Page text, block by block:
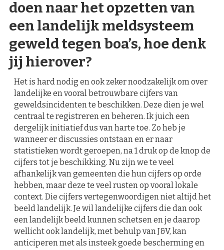
doen naar het opzetten van
een landelijk meldsysteem
geweld tegen boa’s, hoe denk
jij hierover?
Het is hard nodig en ook zeker noodzakelijk om over
landelijke en vooral betrouwbare cijfers van
geweldsincidenten te beschikken. Deze dien je wel
centraal te registreren en beheren. Ik juich een
dergelijk initiatief dus van harte toe. Zo heb je
wanneer er discussies ontstaan en er naar
statistieken wordt geroepen, na 1 druk op de knop de
cijfers tot je beschikking. Nu zijn we te veel
afhankelijk van gemeenten die hun cijfers op orde
hebben, maar deze te veel rusten op vooral lokale
context. Die cijfers vertegenwoordigen niet altijd het
beeld landelijk. Je wil landelijke cijfers die dan ook
een landelijk beeld kunnen schetsen en je daarop
wellicht ook landelijk, met behulp van J&V, kan
anticiperen met als insteek goede bescherming en